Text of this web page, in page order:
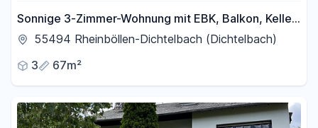
Sonnige 3-Zimmer-Wohnung mit EBK, Balkon, Keller,
Garage und Stellplatz
55494 Rheinböllen-Dichtelbach (Dichtelbach)
3
67m²